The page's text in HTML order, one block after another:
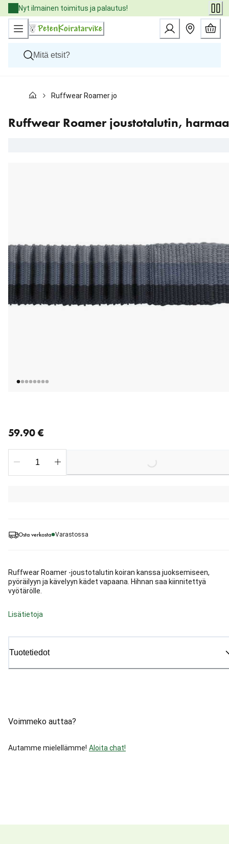
Skip
to
Content
Nyt ilmainen toimitus ja palautus!
Kissat
Eläinlääkäriruoat
Tuotemerkit
Ruffwear Roamer joustotalutin, harmaa
Ruffwear Roamer joustotalutin, harmaa
Osta verkosta Varastossa
Ruffwear Roamer -joustotalutin koiran kanssa juoksemiseen,
pyöräilyyn ja kävelyyn kädet vapaana. Hihnan saa kiinnitettyä
vyötärölle.
Lisätietoja
Tuotetiedot
Voimmeko auttaa?
Autamme mielellämme! Aloita chat!
59.90 €